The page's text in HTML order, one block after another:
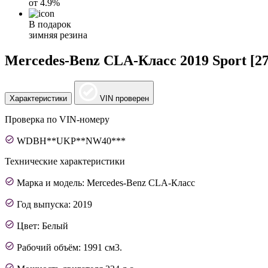
от 4.9%
В подарок
зимняя резина
Mercedes-Benz CLA-Класс 2019 Sport
Характеристики VIN проверен
Проверка по VIN-номеру
WDBH**UKP**NW40***
Технические характеристики
Марка и модель: Mercedes-Benz CLA-Класс
Год выпуска: 2019
Цвет: Белый
Рабочий объём: 1991 см3.